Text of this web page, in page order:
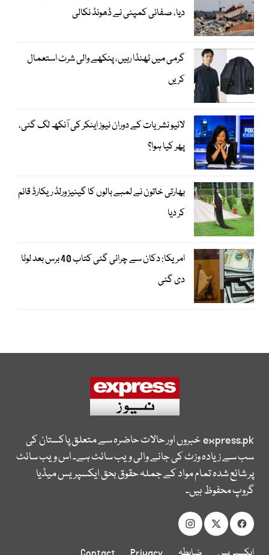
دیا، صفائی کمپنی نے ڈھونڈ نکالی
گرمی میں ٹھنڈا رہیں، پنکھے والی شرٹ استعمال
کریں
لائیو نشریات کے دوران نیوز اینکر کی آنکھ لگ گئی،
پھر کیا ہوا؟
بھارتی خاتون نے لمبے بالوں کا گینیز ورلڈ ریکارڈ قائم
کر دیا
امریکا: دکان سے چرائی گئی کتاب 40 برس بعد لوٹا
دی گئی
express.pkخبروں اور حالات حاضرہ سے متعلق پاکستان کی
سب سے زیادہ وزٹ کی جانے والی ویب سائٹ ہے۔ اس ویب سائٹ
پر شائع شدہ تمام مواد کے جملہ حقوق بحق ایکسپریس میڈیا
گروپ محفوظ ہیں۔